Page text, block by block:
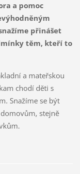
a pomoc
přinášet
těm, kteří to
a mateřskou
chodí děti s
Snažíme se být
stejně